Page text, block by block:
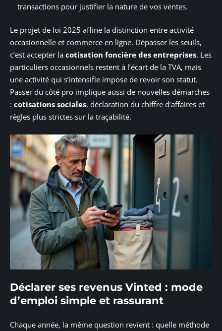
transactions pour justifier la nature de vos ventes.
Le projet de loi 2025 affine la distinction entre activité
occasionnelle et commerce en ligne. Dépasser les seuils,
c’est accepter la cotisation foncière des entreprises. Les
particuliers occasionnels restent à l’écart de la TVA, mais
une activité qui s’intensifie impose de revoir son statut.
Passer du côté pro implique aussi de nouvelles démarches
: cotisations sociales, déclaration du chiffre d’affaires et
règles plus strictes sur la traçabilité.
Déclarer ses revenus Vinted : mode
d’emploi simple et rassurant
Chaque année, la même question revient : quelle méthode